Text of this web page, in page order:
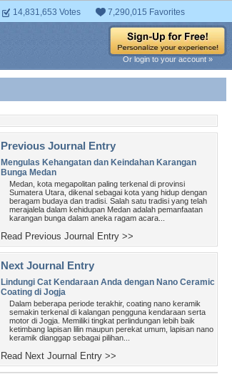
14,831,653 Votes 7,290,015 Favorites
Or login to your account »
Previous Journal Entry
Mengulas Kehangatan dan Keindahan Karangan
Bunga Medan
Medan, kota megapolitan paling terkenal di provinsi
Sumatera Utara, dikenal sebagai kota yang hidup dengan
beragam budaya dan tradisi. Salah satu tradisi yang telah
merajalela dalam kehidupan Medan adalah pemanfaatan
karangan bunga dalam aneka ragam acara...
Read Previous Journal Entry >>
Next Journal Entry
Lindungi Cat Kendaraan Anda dengan Nano Ceramic
Coating di Jogja
Dalam beberapa periode terakhir, coating nano keramik
semakin terkenal di kalangan pengguna kendaraan serta
motor di Jogja. Memiliki tingkat perlindungan lebih baik
ketimbang lapisan lilin maupun perekat umum, lapisan nano
keramik dianggap sebagai pilihan...
Read Next Journal Entry >>